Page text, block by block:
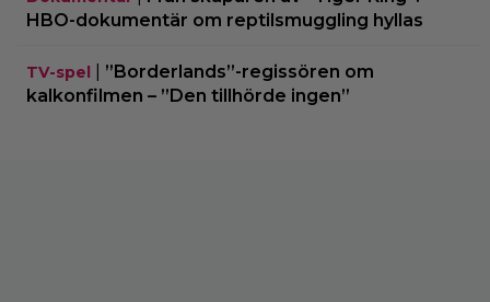
HBO-dokumentär om reptilsmuggling hyllas
TV-spel
”Borderlands”-regissören om
kalkonfilmen – ”Den tillhörde ingen”